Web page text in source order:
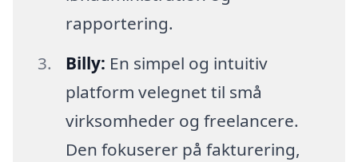
rapportering.
Billy: En simpel og intuitiv
platform velegnet til små
virksomheder og freelancere.
Den fokuserer på fakturering,